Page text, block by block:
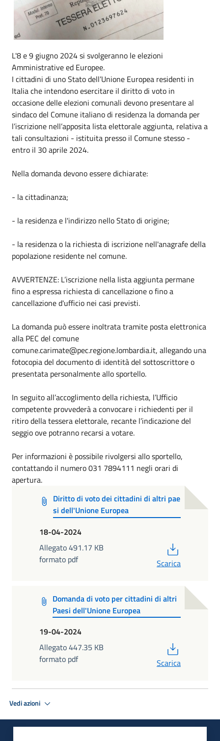
L'8 e 9 giugno 2024 si svolgeranno le elezioni
Amministrative ed Europee.
I cittadini di uno Stato dell’Unione Europea residenti in
Italia che intendono esercitare il diritto di voto in
occasione delle elezioni comunali devono presentare al
sindaco del Comune italiano di residenza la domanda per
l’iscrizione nell’apposita lista elettorale aggiunta, relativa a
tali consultazioni - istituita presso il Comune stesso -
entro il 30 aprile 2024.
Nella domanda devono essere dichiarate:
- la cittadinanza;
- la residenza e l'indirizzo nello Stato di origine;
- la residenza o la richiesta di iscrizione nell'anagrafe della
popolazione residente nel comune.
AVVERTENZE: L’iscrizione nella lista aggiunta permane
fino a espressa richiesta di cancellazione o fino a
cancellazione d'ufficio nei casi previsti.
La domanda può essere inoltrata tramite posta elettronica
alla PEC del comune
comune.carimate@pec.regione.lombardia.it, allegando una
fotocopia del documento di identità del sottoscrittore o
presentata personalmente allo sportello.
In seguito all’accoglimento della richiesta, l’Ufficio
competente provvederà a convocare i richiedenti per il
ritiro della tessera elettorale, recante l’indicazione del
seggio ove potranno recarsi a votare.
Per informazioni è possibile rivolgersi allo sportello,
contattando il numero 031 7894111 negli orari di
apertura.
Diritto di voto dei cittadini di altri pae
si dell'Unione Europea
18-04-2024
Allegato 491.17 KB
formato pdf
Scarica
Domanda di voto per cittadini di altri
Paesi dell'Unione Europea
19-04-2024
Allegato 447.35 KB
formato pdf
Scarica
Vedi azioni